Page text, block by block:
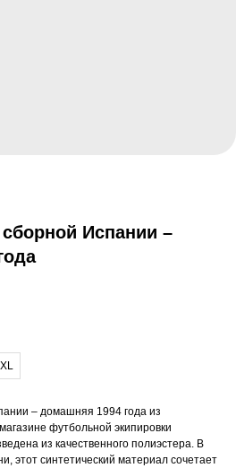
Испании –
– домашняя 1994 года из
футбольной экипировки
из качественного полиэстера. В
этот синтетический материал сочетает